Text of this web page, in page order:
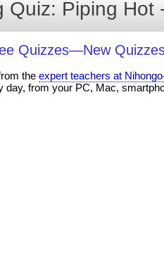
Piping Hot
Quizzes—New
the expert teachers at
day, from your PC, Mac,